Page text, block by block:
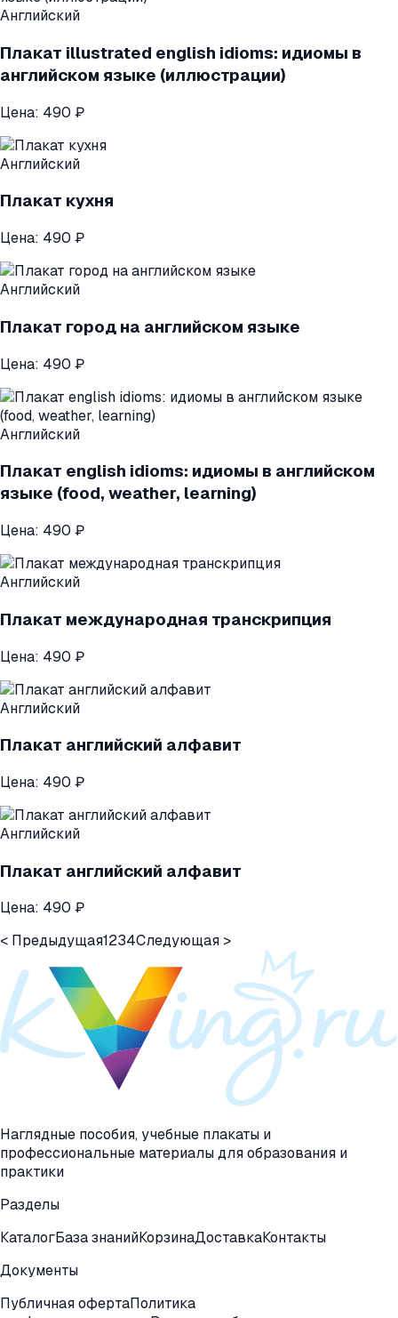
Английский
Плакат illustrated english idioms: идиомы в
английском языке (иллюстрации)
Цена: 490 ₽
Английский
Плакат кухня
Цена: 490 ₽
Английский
Плакат город на английском языке
Цена: 490 ₽
Английский
Плакат english idioms: идиомы в английском
языке (food, weather, learning)
Цена: 490 ₽
Английский
Плакат международная транскрипция
Цена: 490 ₽
Английский
Плакат английский алфавит
Цена: 490 ₽
Английский
Плакат английский алфавит
Цена: 490 ₽
< Предыдущая1234Следующая >
Наглядные пособия, учебные плакаты и
профессиональные материалы для образования и
практики
Разделы
КаталогБаза знанийКорзинаДоставкаКонтакты
Документы
Публичная офертаПолитика